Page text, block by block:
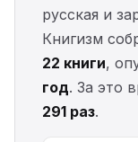
русская и
Книгизм
22 книги,
год. За это
291 раз.